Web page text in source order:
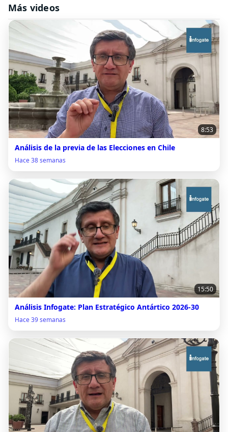
Más videos
8:53
Análisis de la previa de las Elecciones en Chile
Hace 38 semanas
15:50
Análisis Infogate: Plan Estratégico Antártico 2026-30
Hace 39 semanas